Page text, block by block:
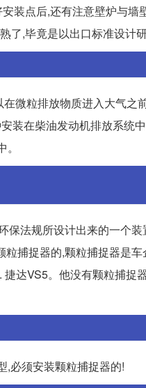
装点后,还有注意壁炉与墙
,毕竟是以出口标准设计研
微粒排放物质进入大气之
装在柴油发动机排放系统
保法规所设计出来的一个装
捕捉器的,颗粒捕捉器是
达VS5。他没有颗粒捕捉
,必须安装颗粒捕捉器的!